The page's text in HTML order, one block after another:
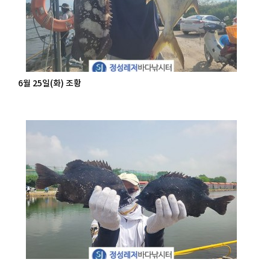
6월 25일(화) 조황